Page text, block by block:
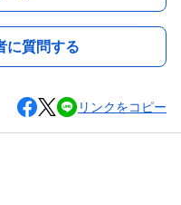
に質問する
リンクをコピー